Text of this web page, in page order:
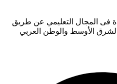
فى المجال التعليمي عن طريق
الأوسط والوطن العربي